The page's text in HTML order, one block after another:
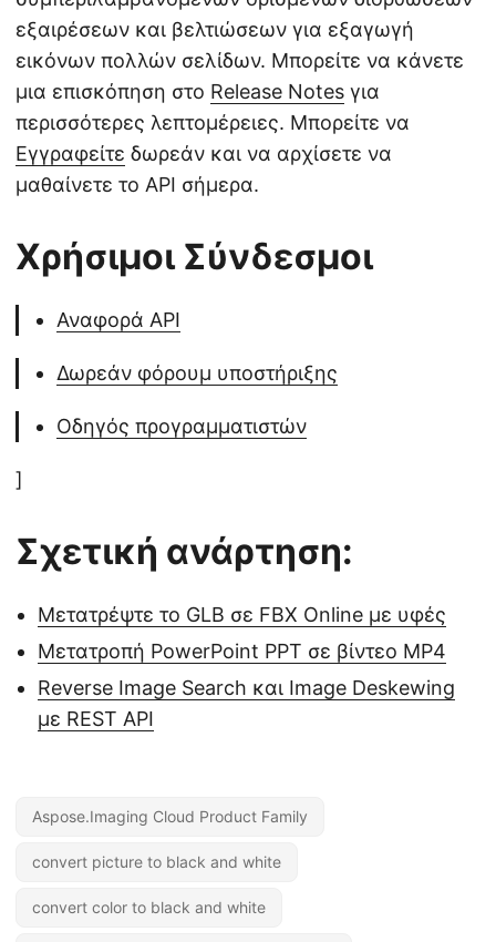
εξαιρέσεων και βελτιώσεων για εξαγωγή
εικόνων πολλών σελίδων. Μπορείτε να κάνετε
μια επισκόπηση στο Release Notes για
περισσότερες λεπτομέρειες. Μπορείτε να
Εγγραφείτε δωρεάν και να αρχίσετε να
μαθαίνετε το API σήμερα.
Χρήσιμοι Σύνδεσμοι
Αναφορά API
Δωρεάν φόρουμ υποστήριξης
Οδηγός προγραμματιστών
]
Σχετική ανάρτηση:
Μετατρέψτε το GLB σε FBX Online με υφές
Μετατροπή PowerPoint PPT σε βίντεο MP4
Reverse Image Search και Image Deskewing
με REST API
Aspose.Imaging Cloud Product Family
convert picture to black and white
convert color to black and white